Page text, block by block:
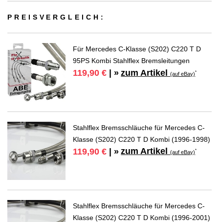
PREIS­VER­GLEICH:
Für Mercedes C-Klasse (S202) C220 T D
95PS Kombi Stahlflex Bremsleitungen
119,90 € | » zum Artikel(auf eBay)*
Stahlflex Bremsschläuche für Mercedes C-
Klasse (S202) C220 T D Kombi (1996-1998)
119,90 € | » zum Artikel(auf eBay)*
Stahlflex Bremsschläuche für Mercedes C-
Klasse (S202) C220 T D Kombi (1996-2001)